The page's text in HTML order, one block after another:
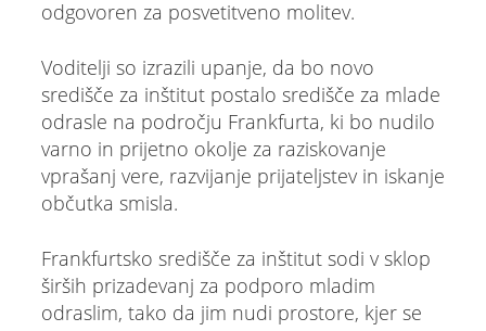
odgovoren za posvetitveno molitev.
Voditelji so izrazili upanje, da bo novo
središče za inštitut postalo središče za mlade
odrasle na področju Frankfurta, ki bo nudilo
varno in prijetno okolje za raziskovanje
vprašanj vere, razvijanje prijateljstev in iskanje
občutka smisla.
Frankfurtsko središče za inštitut sodi v sklop
širših prizadevanj za podporo mladim
odraslim, tako da jim nudi prostore, kjer se